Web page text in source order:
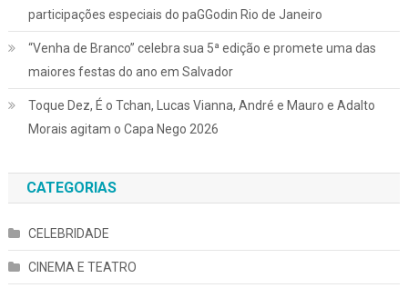
participações especiais do paGGodin Rio de Janeiro
“Venha de Branco” celebra sua 5ª edição e promete uma das
maiores festas do ano em Salvador
Toque Dez, É o Tchan, Lucas Vianna, André e Mauro e Adalto
Morais agitam o Capa Nego 2026
CATEGORIAS
CELEBRIDADE
CINEMA E TEATRO